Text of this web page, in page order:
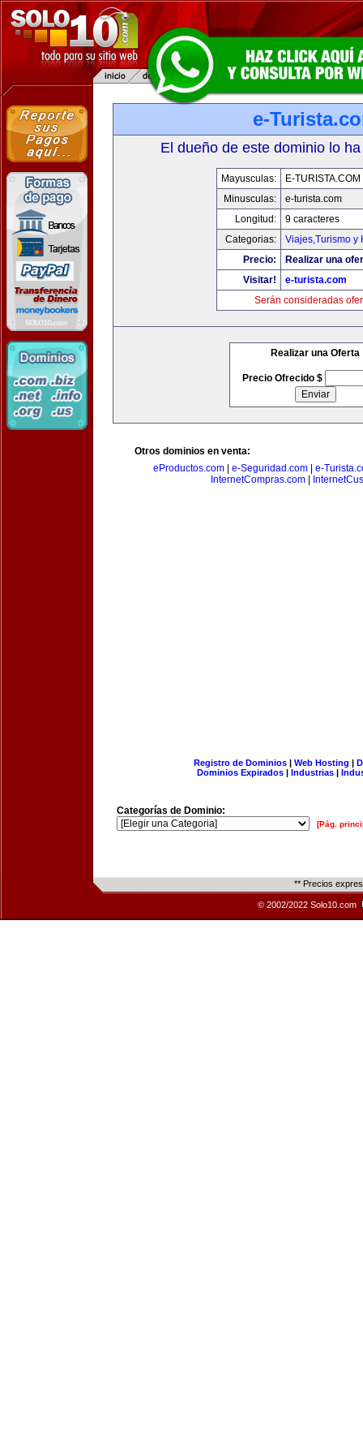
e-
El dueño de este dominio lo
Mayusculas:
E-TURISTA.COM
Minusculas:
e-turista.com
Longitud:
9 caracteres
Categorias:
Viajes,Turismo y
Precio:
Realizar una
Visitar!
e-turista.com
Serán consideradas
Realizar una Oferta
Precio Ofrecido $
Otros dominios en venta:
eProductos.com
e-Seguridad.com
e-
InternetCompras.com
Registro de Dominios| Web Hosting |
Dominios Expirados | Industrias |
Categorías de Dominio:
[Pág.
** Precios
© 2002/2022 Solo10.com